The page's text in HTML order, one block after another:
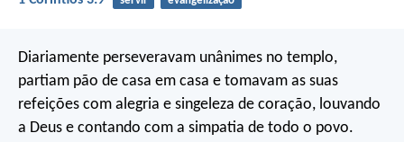
Diariamente perseveravam unânimes no templo,
partiam pão de casa em casa e tomavam as suas
refeições com alegria e singeleza de coração, louvando
a Deus e contando com a simpatia de todo o povo.